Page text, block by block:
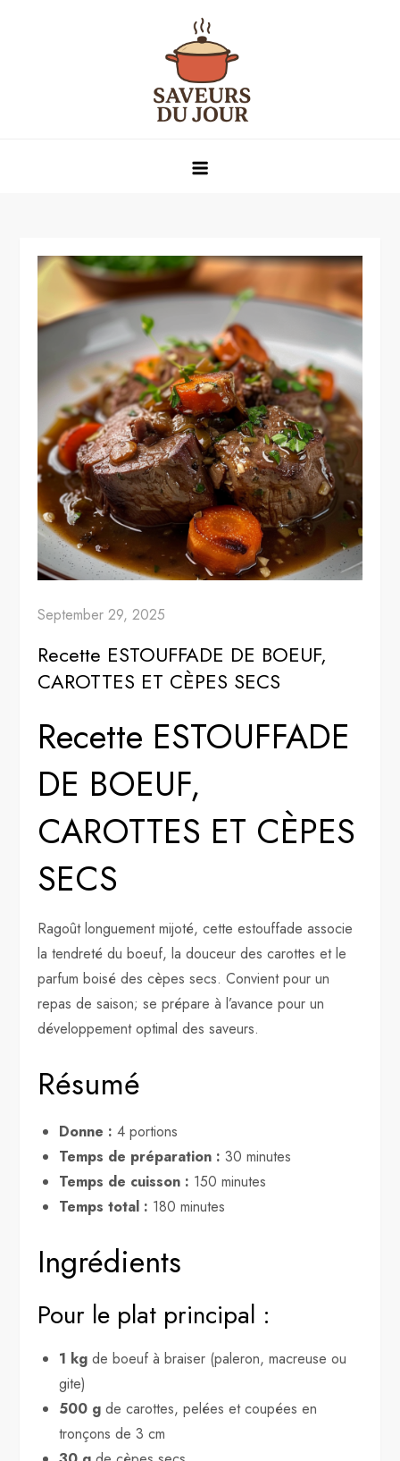
September 29, 2025
Recette ESTOUFFADE DE BOEUF,
CAROTTES ET CÈPES SECS
Recette ESTOUFFADE
DE BOEUF,
CAROTTES ET CÈPES
SECS
Ragoût longuement mijoté, cette estouffade associe
la tendreté du boeuf, la douceur des carottes et le
parfum boisé des cèpes secs. Convient pour un
repas de saison; se prépare à l’avance pour un
développement optimal des saveurs.
Résumé
Donne : 4 portions
Temps de préparation : 30 minutes
Temps de cuisson : 150 minutes
Temps total : 180 minutes
Ingrédients
Pour le plat principal :
1 kg de boeuf à braiser (paleron, macreuse ou
gite)
500 g de carottes, pelées et coupées en
tronçons de 3 cm